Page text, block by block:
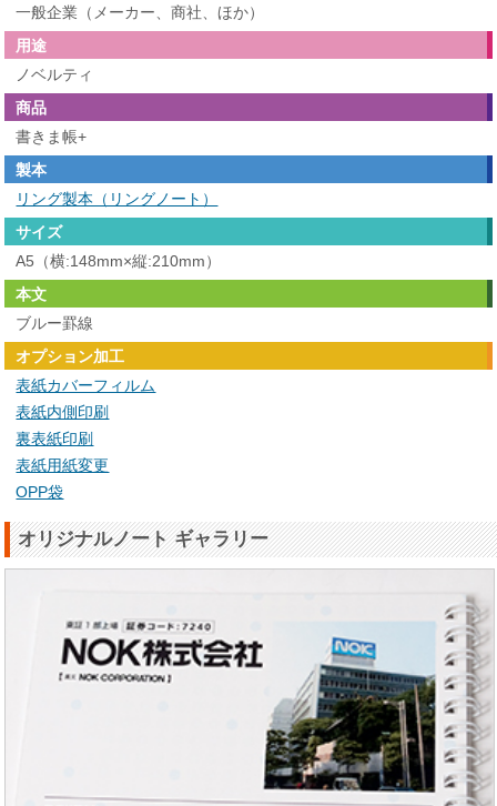
一般企業（メーカー、商社、ほか）
用途
ノベルティ
商品
書きま帳+
製本
リング製本（リングノート）
サイズ
A5（横:148mm×縦:210mm）
本文
ブルー罫線
オプション加工
表紙カバーフィルム
表紙内側印刷
裏表紙印刷
表紙用紙変更
OPP袋
オリジナルノート ギャラリー